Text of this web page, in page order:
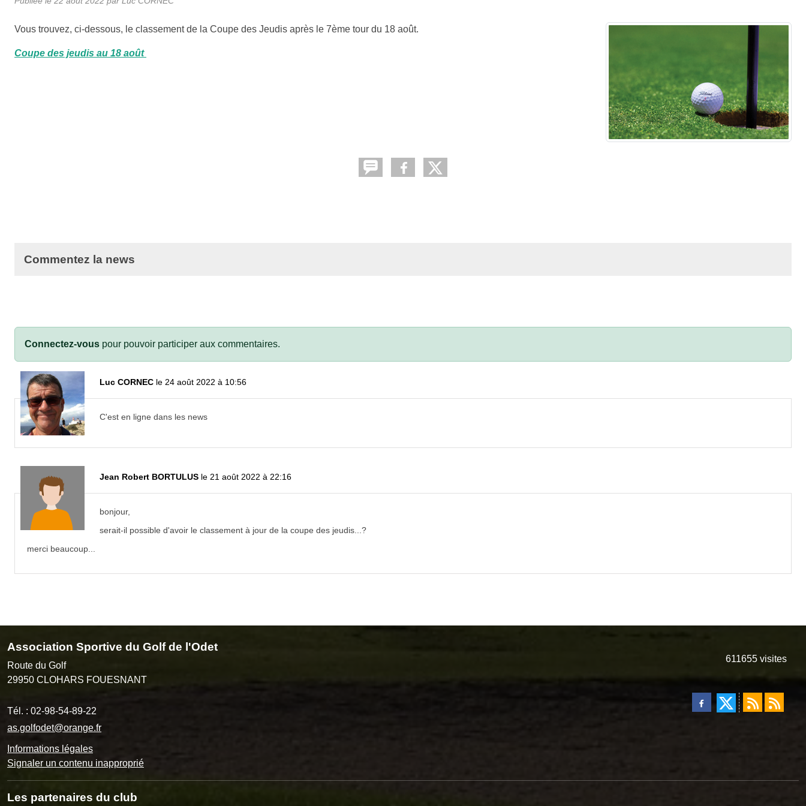
Vous trouvez, ci-dessous, le classement de la Coupe des Jeudis après le 7ème tour du 18 août.
Coupe des jeudis au 18 août
Commentez la news
Connectez-vous pour pouvoir participer aux commentaires.
Luc CORNEC le 24 août 2022 à 10:56
C'est en ligne dans les news
Jean Robert BORTULUS le 21 août 2022 à 22:16
bonjour,
serait-il possible d'avoir le classement à jour de la coupe des jeudis...?
merci beaucoup...
Association Sportive du Golf de l'Odet
Route du Golf
29950 CLOHARS FOUESNANT
Tél. : 02-98-54-89-22
as.golfodet@orange.fr
Informations légales
Signaler un contenu inapproprié
611655 visites
Les partenaires du club